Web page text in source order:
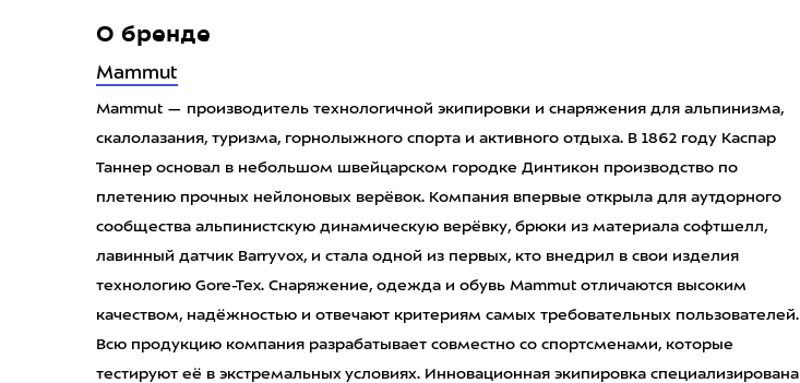
О бренде
Mammut
Mammut — производитель технологичной экипировки и снаряжения для альпинизма,
скалолазания, туризма, горнолыжного спорта и активного отдыха. В 1862 году Каспар
Таннер основал в небольшом швейцарском городке Динтикон производство по
плетению прочных нейлоновых верёвок. Компания впервые открыла для аутдорного
сообщества альпинистскую динамическую верёвку, брюки из материала софтшелл,
лавинный датчик Barryvox, и стала одной из первых, кто внедрил в свои изделия
технологию Gore-Tex. Снаряжение, одежда и обувь Mammut отличаются высоким
качеством, надёжностью и отвечают критериям самых требовательных пользователей.
Всю продукцию компания разрабатывает совместно со спортсменами, которые
тестируют её в экстремальных условиях. Инновационная экипировка специализирована